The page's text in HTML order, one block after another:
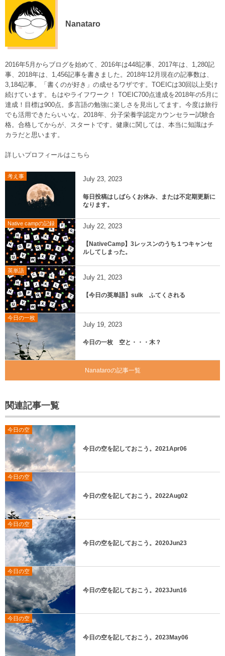
Nanataro
2016年5月からブログを始めて、2016年は448記事、2017年は、1,280記
事、2018年は、1,456記事を書きました。2018年12月現在の記事数は、
3,184記事。「書くのが好き」の成せるワザです。TOEICは30回以上受け
続けています。もはやライフワーク！ TOEIC700点達成を2018年の5月に
達成！目標は900点。多言語の勉強に楽しさを見出してます。今度は旅行
でも活用できたらいいな。2018年、分子栄養学認定カウンセラー試験合
格。合格してからが、スタートです。健康に関しては、本当に知識はチ
カラだと思います。
詳しいプロフィールはこちら
考え事 July 23, 2023
毎日投稿はしばらくお休み、または不定期更新に
なります。
Native campの記録 July 22, 2023
【NativeCamp】3レッスンのうち１つキャンセ
ルしてしまった。
英単語
July 21, 2023
【今日の英単語】sulk ふてくされる
今日の一枚
July 19, 2023
今日の一枚 空と・・・木？
Nanataroの記事一覧
関連記事一覧
今日の空
今日の空を記しておこう。2021Apr06
今日の空
今日の空を記しておこう。2022Aug02
今日の空
今日の空を記しておこう。2020Jun23
今日の空
今日の空を記しておこう。2023Jun16
今日の空
今日の空を記しておこう。2023May06